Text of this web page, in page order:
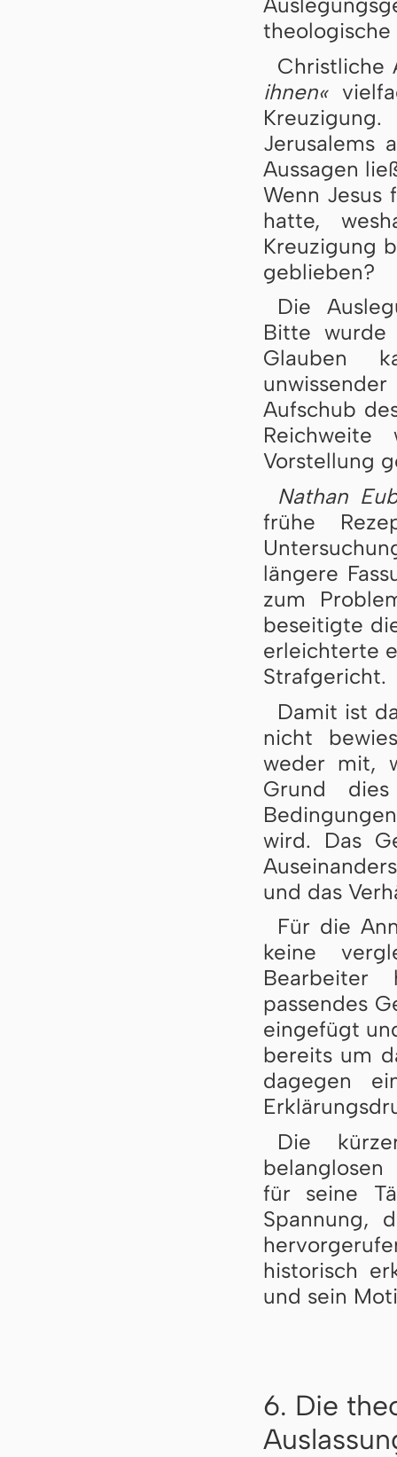
theologische
Christliche
ihnen«
Jerusalems
Aussagen
Wenn Jesus
hatte,
Kreuzigung
geblieben?
Die
Bitte wurde
Glauben
Aufschub
Vorstellung
Nathan
frühe
längere
zum
beseitigte
erleichterte
Strafgericht.
Damit ist
nicht
weder mit,
Grund
wird. Das
und das
Für die
keine
passendes
eingefügt
bereits um
dagegen
Die
für seine
Spannung,
historisch
und sein
6. Die